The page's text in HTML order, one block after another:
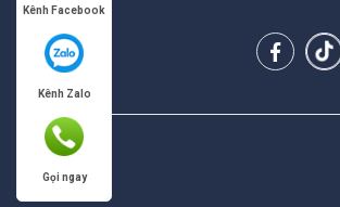
Kênh Facebook
Kênh Zalo
Gọi ngay